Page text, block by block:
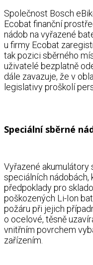
Společnost Bosch
Ecobat finanční
nádob na vyřazené
u firmy Ecobat
tak pozici sběrného
uživatelé bezplatně
dále zavazuje, že v
legislativy proškolí
Speciální sběrné
Vyřazené
speciálních
předpoklady pro
poškozených Li-Ion
požáru při jejich
o ocelové, těsně
vnitřním povrchem
zařízením.